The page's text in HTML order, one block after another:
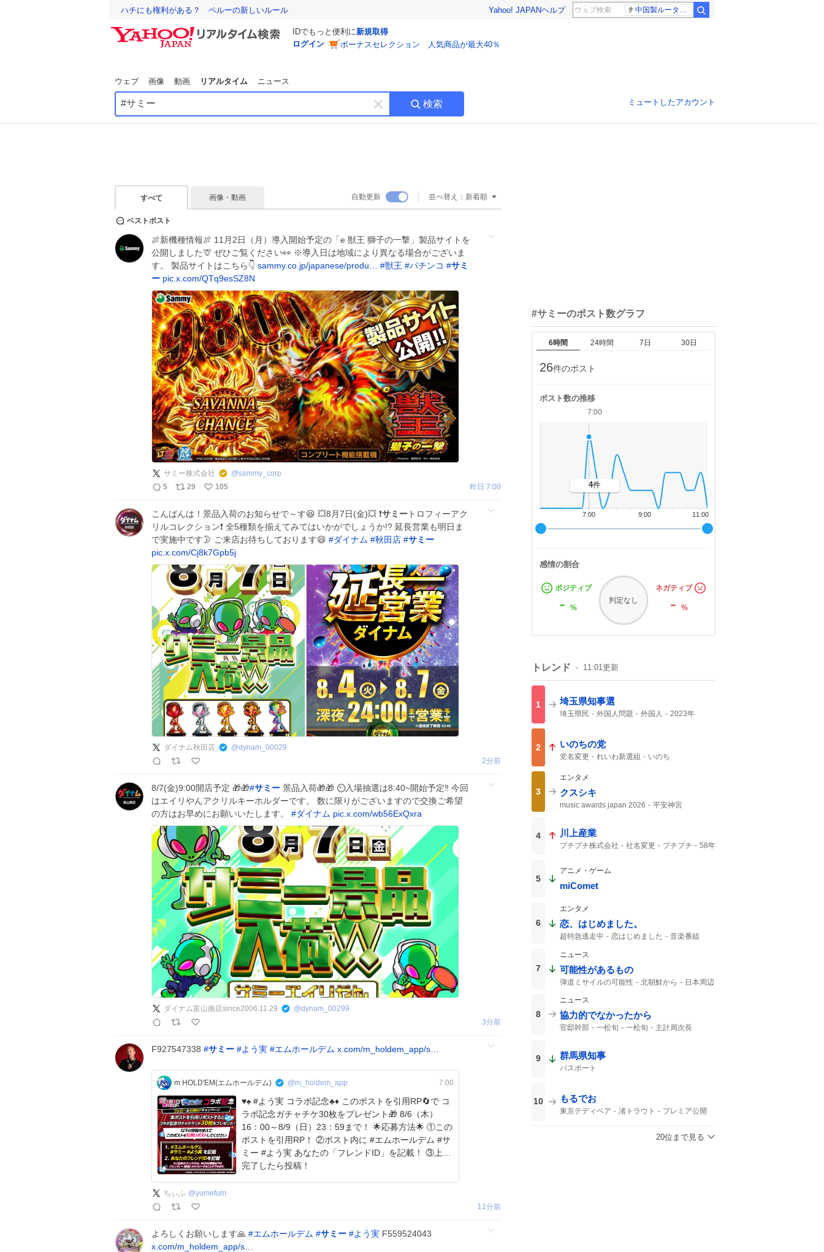
ハチにも権利がある？ ペルーの新しいルール Yahoo! JAPANヘルプ 中国製ルーター20機種
IDでもっと便利に新規取得
ログイン
ボーナスセレクション 人気商品が最大40％
ウェブ 画像 動画 リアルタイム ニュース
キ
ー
す
検索 ミュートしたアカウント
すべて 画像・動画 自動更新 並べ替え： 新着順
ベストポスト
🍖新機種情報🍖 11月2日（月）導入開始予定の「e 獣王 獅子の一撃」製品サイトを
公開しました🦒 ぜひご覧ください👀 ※導入日は地域により異なる場合がございま
す。 製品サイトはこちら👇 sammy.co.jp/japanese/produ… #獣王 #パチンコ #サミ
ー pic.x.com/QTq9esSZ8N
サミー株式会社 @sammy_corp
5
29 105 昨日 7:00
こんばんは！景品入荷のお知らせで～す😆 💥8月7日(金)💥 ❗サミー トロフィーアク
リルコレクション❗ 全5種類を揃えてみてはいかがでしょうか!? 延長営業も明日ま
で実施中です🌛 ご来店お待ちしております😄 #ダイナム #秋田店 #サミー
pic.x.com/Cj8k7Gpb5j
ダイナム秋田店 @dynam_00029
2分前
8/7(金)9:00開店予定 🎁🎁#サミー 景品入荷🎁🎁 ⏲️入場抽選は8:40~開始予定‼️ 今回
はエイリやんアクリルキーホルダーです。 数に限りがございますので交換ご希望
の方はお早めにお願いいたします。 #ダイナム pic.x.com/wb56ExQxra
ダイナム富山南店since2006.11.29 @dynam_00299
3分前
F927547338 #サミー #よう実 #エムホールデム x.com/m_holdem_app/s…
m HOLD'EM(エムホールデム) @m_holdem_app 7:00
♥️♠️ #よう実 コラボ記念♣️♦️ このポストを引用RP🔄で コ
ラボ記念ガチャチケ30枚をプレゼント🎁 8/6（木）
16：00～8/9（日）23：59まで！ 🌟応募方法🌟 ①この
ポストを引用RP！ ②ポスト内に #エムホールデム #サ
ミー #よう実 あなたの「フレンドID」を記載！ ③上記
完了したら投稿！
ちぃふ @yumefum
11分前
よろしくお願いします🙏 #エムホールデム #サミー #よう実 F559524043
x.com/m_holdem_app/s…
#サミーのポスト数グラフ
6時間 24時間 7日 30日
26件のポスト
ポスト数の推移
11:00
9:00
7:00
7:00
4件
感情の割合
ポジティブ
- %
判定なし
ネガティブ
-%
トレンド 11:01更新
1 埼玉県知事選
埼玉県民 外国人問題 外国人
2023年
2 いのちの党
党名変更 れいわ新選組 いのち
3
エンタメ
クスシキ
music awards japan 2026
平安神宮
4 川上産業
プチプチ株式会社 社名変更 プチプチ 58年
5
アニメ・ゲーム
miComet
6
エンタメ
恋、はじめました。
超特急逃走中 恋はじめました
音楽番組
フジテレビ
7
ニュース
可能性があるもの
弾道ミサイルの可能性 北朝鮮から
日本周辺
北朝鮮 弾道ミサイル
落下した
弾道ミサイル
8
ニュース
協力的でなかったから
官邸幹部 一松旬
一松旬・主計局次長
9 群馬県知事
パスポート
10 もるでお
東京テディベア 渚トラウト
プレミア公開
20位まで見る